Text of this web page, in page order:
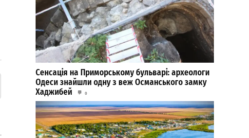
Сенсація на Приморському бульварі: археологи
Одеси знайшли одну з веж Османського замку
Хаджибей
0
03-08-2026 в 08:49
ВИБІР РЕДАКЦІЇ